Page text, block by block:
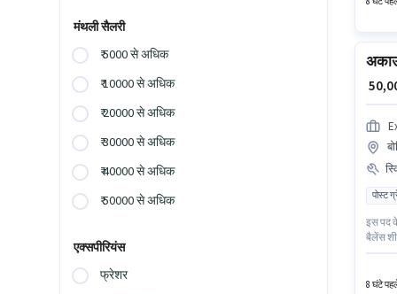
मंथली सैलरी
₹ 5000 से अधिक
₹ 10000 से अधिक
₹ 20000 से अधिक
₹ 30000 से अधिक
₹ 40000 से अधिक
₹ 50000 से अधिक
एक्सपीरियंस
फ्रेशर
₹
पोस्ट
इस पद
बैलेंस
8 घंटे